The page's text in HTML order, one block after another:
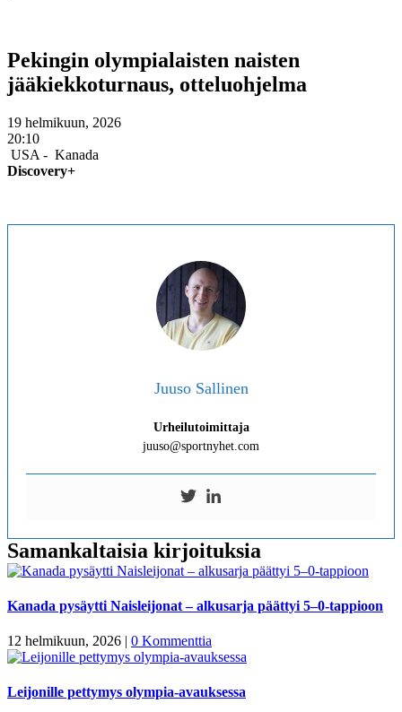
Pekingin olympialaisten naisten
jääkiekkoturnaus, otteluohjelma
19 helmikuun, 2026
20:10
USA - Kanada
Discovery+
Juuso Sallinen
Urheilutoimittaja
juuso@sportnyhet.com
Samankaltaisia kirjoituksia
Kanada pysäytti Naisleijonat – alkusarja päättyi 5–0-tappioon
12 helmikuun, 2026 | 0 Kommenttia
Leijonille pettymys olympia-avauksessa